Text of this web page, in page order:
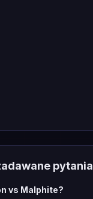
pytania
vs Malphite?